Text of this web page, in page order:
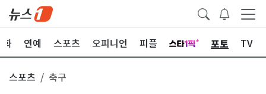
화 연예 스포츠 오피니언 피플 포토 TV
스포츠 축구